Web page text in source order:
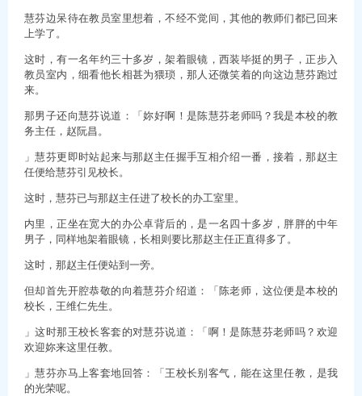
慧芬边呆待在教员室里想着，不经不觉间，其他的教师们都已回来
上学了。
这时，有一名年约三十多岁，架着眼镜，西装毕挺的男子，正步入
教员室内，细看他长相甚为猥琐，那人还微笑着的向这边慧芬跑过
来。
那男子还向慧芬说道：「妳好啊！是陈慧芬老师吗？我是本校的教
务主任，赵阮昌。
」慧芬更即时站起来与那赵主任握手互相介绍一番，接着，那赵主
任便给慧芬引见校长。
这时，慧芬已与那赵主任进了校长的办工室里。
内里，正坐在宽大的办公卓背后的，是一名四十多岁，胖胖的中年
男子，同样地架着眼镜，长相则要比那赵主任正直得多了。
这时，那赵主任便站到一旁。
但却首先开腔恭敬的向着慧芬介绍道：「陈老师，这位便是本校的
校长，王维仁先生。
」这时那王校长客套的对慧芬说道：「啊！是陈慧芬老师吗？欢迎
欢迎妳来这里任教。
」慧芬亦马上客套地回答：「王校长别客气，能在这里任教，是我
的光荣呢。